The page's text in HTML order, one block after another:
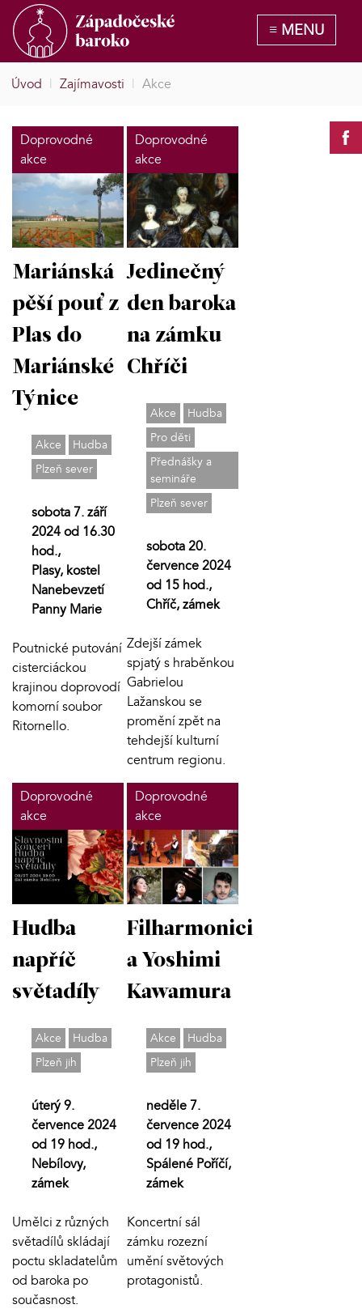
Úvod | Zajímavosti | Akce
Doprovodné
akce
Mariánská
pěší pouť z
Plas do
Mariánské
Týnice
Akce
Hudba
Plzeň sever
sobota 7. září
2024 od 16.30
hod.,
Plasy, kostel
Nanebevzetí
Panny Marie
Poutnické putování
cisterciáckou
krajinou doprovodí
komorní soubor
Ritornello.
Doprovodné
akce
Jedinečný
den baroka
na zámku
Chříči
Akce
Hudba
Pro děti
Přednášky a
semináře
Plzeň sever
sobota 20.
července 2024
od 15 hod.,
Chříč, zámek
Zdejší zámek
spjatý s hraběnkou
Gabrielou
Lažanskou se
promění zpět na
tehdejší kulturní
centrum regionu.
Doprovodné
akce
Hudba
napříč
světadíly
Akce
Hudba
Plzeň jih
úterý 9.
července 2024
od 19 hod.,
Nebílovy,
zámek
Umělci z různých
světadílů skládají
poctu skladatelům
od baroka po
současnost.
Doprovodné
akce
Filharmonici
a Yoshimi
Kawamura
Akce
Hudba
Plzeň jih
neděle 7.
července 2024
od 19 hod.,
Spálené Poříčí,
zámek
Koncertní sál
zámku rozezní
umění světových
protagonistů.